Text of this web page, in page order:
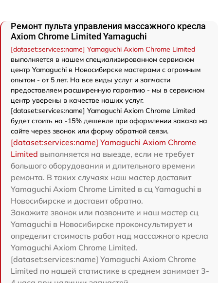
Ремонт пульта управления массажного кресла
Axiom Chrome Limited Yamaguchi
[dataset:services:name] Yamaguchi Axiom Chrome Limited
выполняется в нашем специализированном сервисном
центр Yamaguchi в Новосибирске мастерами с огромным
опытом - от 5 лет. На все виды услуг и запчасти
предоставляем расширенную гарантию - мы в сервисном
центр уверены в качестве наших услуг.
[dataset:services:name] Yamaguchi Axiom Chrome Limited
будет стоить на -15% дешевле при оформлении заказа на
сайте через звонок или форму обратной связи.
[dataset:services:name] Yamaguchi Axiom Chrome
Limited выполняется на выезде, если не требует
большого оборудования и длительного времени
ремонта. В таких случаях наш мастер доставит
Yamaguchi Axiom Chrome Limited в сц Yamaguchi в
Новосибирске и доставит обратно.
Закажите звонок или позвоните и наш мастер сц
Yamaguchi в Новосибирске проконсультирует и
определит стоимость работ над массажного кресла
Yamaguchi Axiom Chrome Limited.
[dataset:services:name] Yamaguchi Axiom Chrome
Limited по нашей статистике в среднем занимает 3-